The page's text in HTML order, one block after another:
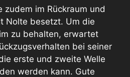
zudem im Rückraum und
Nolte besetzt. Um die
zu behalten, erwartet
bei seiner
erste und zweite Welle
werden kann. Gute